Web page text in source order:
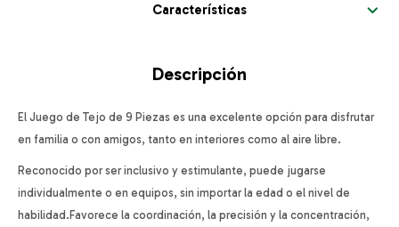
Características
Descripción
El Juego de Tejo de 9 Piezas es una excelente opción para disfrutar
en familia o con amigos, tanto en interiores como al aire libre.
Reconocido por ser inclusivo y estimulante, puede jugarse
individualmente o en equipos, sin importar la edad o el nivel de
habilidad.Favorece la coordinación, la precisión y la concentración,